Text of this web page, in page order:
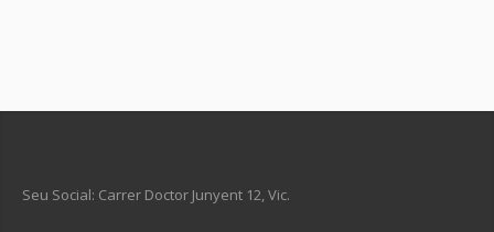
Seu Social: Carrer Doctor Junyent 12, Vic.